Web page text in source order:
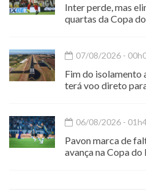
Inter perde, mas
quartas da Copa
07/08/2026 -
Fim do isolamento
terá voo direto
06/08/2026 -
Pavon marca de
avança na Copa do